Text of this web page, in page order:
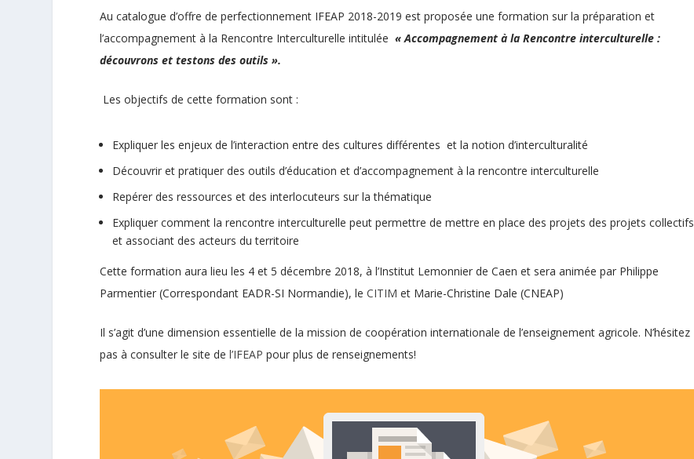
Au catalogue d’offre de perfectionnement IFEAP 2018-2019 est proposée une formation sur la préparation et
l’accompagnement à la Rencontre Interculturelle intitulée« Accompagnement à la Rencontre interculturelle :
découvrons et testons des outils ».
Les objectifs de cette formation sont :
Expliquer les enjeux de l’interaction entre des cultures différentes et la notion d’interculturalité
Découvrir et pratiquer des outils d’éducation et d’accompagnement à la rencontre interculturelle
Repérer des ressources et des interlocuteurs sur la thématique
Expliquer comment la rencontre interculturelle peut permettre de mettre en place des projets des projets collectifs
et associant des acteurs du territoire
Cette formation aura lieu les 4 et 5 décembre 2018, à l’Institut Lemonnier de Caen et sera animée par Philippe
Parmentier (Correspondant EADR-SI Normandie), leCITIM et Marie-Christine Dale (CNEAP)
Il s’agit d’une dimension essentielle de la mission de coopération internationale de l’enseignement agricole. N’hésitez
pas à consulter le site de l’IFEAP pour plus de renseignements!